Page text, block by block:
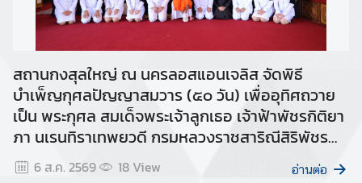
ช
เ
กี่
ย
ว
กั
สถานกงสุลใหญ่ ณ นครลอสแอนเจลิส จัดพิธี
บำเพ็ญกุศลปัญญาสมวาร (๕๐ วัน) เพื่ออุทิศถวาย
เป็น พระกุศล สมเด็จพระเจ้าลูกเธอ เจ้าฟ้าพัชรกิติยา
ภา นเรนทิราเทพยวดี กรมหลวงราชสาริณีสิริพัชร
มหาวัชรราชธิดา
6 ส.ค. 2569 18View อ่านต่อ